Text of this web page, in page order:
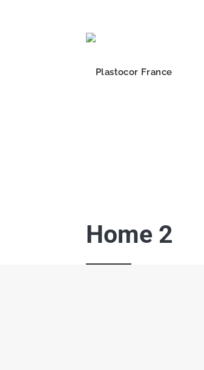
Home 2